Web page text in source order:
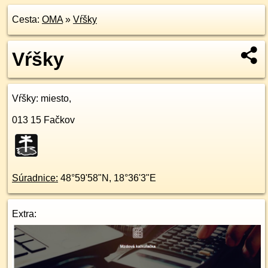
Cesta: OMA» Vŕšky
Vŕšky
Vŕšky: miesto,
013 15 Fačkov
Súradnice: 48°59'58"N , 18°36'3"E
Extra: